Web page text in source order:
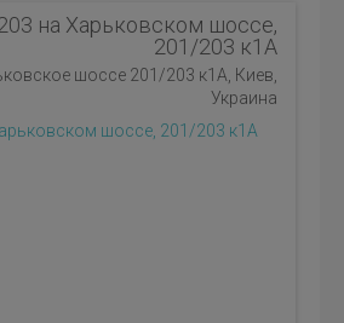
на Харьковском шоссе,
201/203 к1А
шоссе 201/203 к1А, Киев,
Украина